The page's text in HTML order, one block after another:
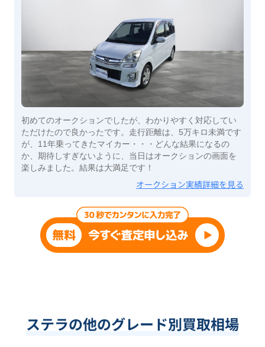
初めてのオークションでしたが、わかりやすく対応してい
ただけたので良かったです。走行距離は、5万キロ未満です
が、11年乗ってきたマイカー・・・どんな結果になるの
か、期待しすぎないように、当日はオークションの画面を
楽しみました。結果は大満足です！
オークション実績詳細を見る
ステラの他のグレード別買取相場